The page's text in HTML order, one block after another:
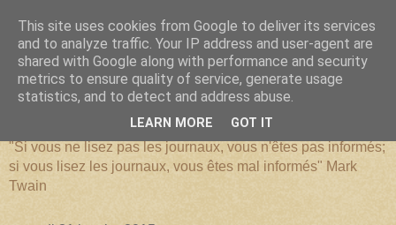
SERIATIM
"Si vous ne lisez pas les journaux, vous n'êtes pas informés;
si vous lisez les journaux, vous êtes mal informés" Mark
Twain
This site uses cookies from Google to deliver its services
and to analyze traffic. Your IP address and user-agent are
shared with Google along with performance and security
metrics to ensure quality of service, generate usage
statistics, and to detect and address abuse.
LEARN MORE GOT IT